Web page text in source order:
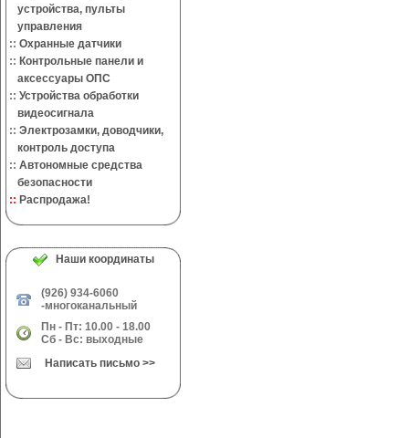
устройства, пульты
управления
:: Охранные датчики
:: Контрольные панели и
аксессуары ОПС
:: Устройства обработки
видеосигнала
:: Электрозамки, доводчики,
контроль доступа
:: Автономные средства
безопасности
:: Распродажа!
Наши координаты
(926) 934-6060
-многоканальный
Пн - Пт: 10.00 - 18.00
Сб - Вс: выходные
Написать письмо >>